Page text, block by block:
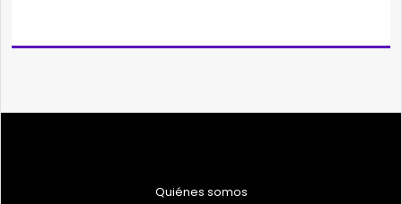
Quiénes somos